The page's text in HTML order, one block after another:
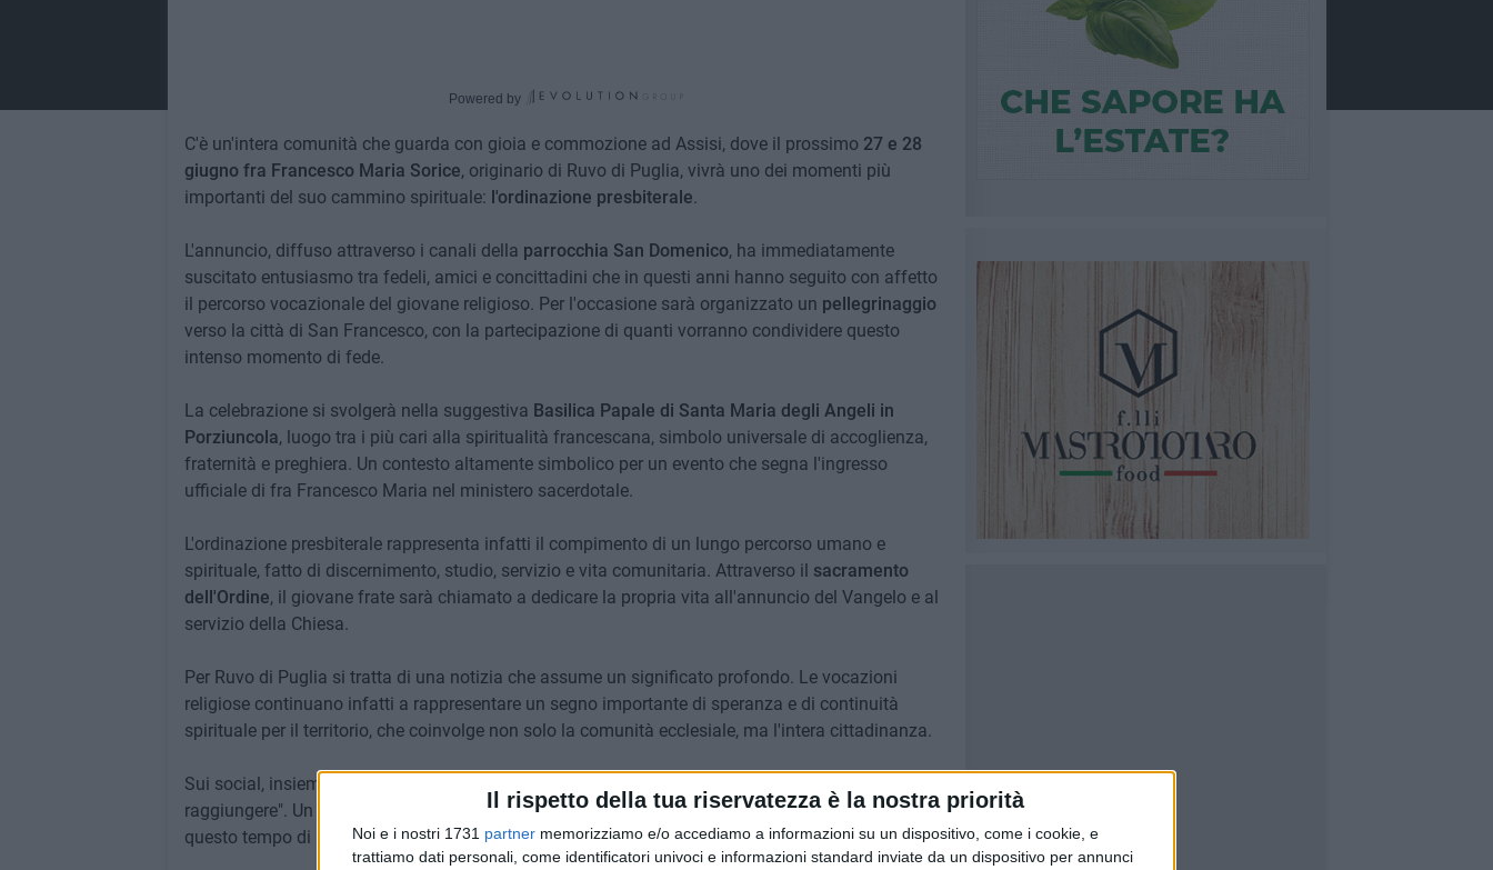
Il rispetto della tua riservatezza è la nostra priorità
Noi e i nostri 1731 partner memorizziamo e/o accediamo a informazioni su un dispositivo, come i cookie, e
trattiamo dati personali, come identificatori univoci e informazioni standard inviate da un dispositivo per annunci
Powered by
C'è un'intera comunità che guarda con gioia e commozione ad Assisi, dove il prossimo 27 e 28
giugno fra Francesco Maria Sorice, originario di Ruvo di Puglia, vivrà uno dei momenti più
importanti del suo cammino spirituale: l'ordinazione presbiterale.
L'annuncio, diffuso attraverso i canali della parrocchia San Domenico, ha immediatamente
suscitato entusiasmo tra fedeli, amici e concittadini che in questi anni hanno seguito con affetto
il percorso vocazionale del giovane religioso. Per l'occasione sarà organizzato un pellegrinaggio
verso la città di San Francesco, con la partecipazione di quanti vorranno condividere questo
intenso momento di fede.
La celebrazione si svolgerà nella suggestiva Basilica Papale di Santa Maria degli Angeli in
Porziuncola, luogo tra i più cari alla spiritualità francescana, simbolo universale di accoglienza,
fraternità e preghiera. Un contesto altamente simbolico per un evento che segna l'ingresso
ufficiale di fra Francesco Maria nel ministero sacerdotale.
L'ordinazione presbiterale rappresenta infatti il compimento di un lungo percorso umano e
spirituale, fatto di discernimento, studio, servizio e vita comunitaria. Attraverso il sacramento
dell'Ordine, il giovane frate sarà chiamato a dedicare la propria vita all'annuncio del Vangelo e al
servizio della Chiesa.
Per Ruvo di Puglia si tratta di una notizia che assume un significato profondo. Le vocazioni
religiose continuano infatti a rappresentare un segno importante di speranza e di continuità
spirituale per il territorio, che coinvolge non solo la comunità ecclesiale, ma l'intera cittadinanza.
Sui social, insieme alla locandina ufficiale dell'evento, compare anche un invito: "Lasciati
raggiungere". Un messaggio che racchiude il senso del cammino francescano e che accompagna
questo tempo di attesa verso una celebrazione che si preannuncia carica di emozione.